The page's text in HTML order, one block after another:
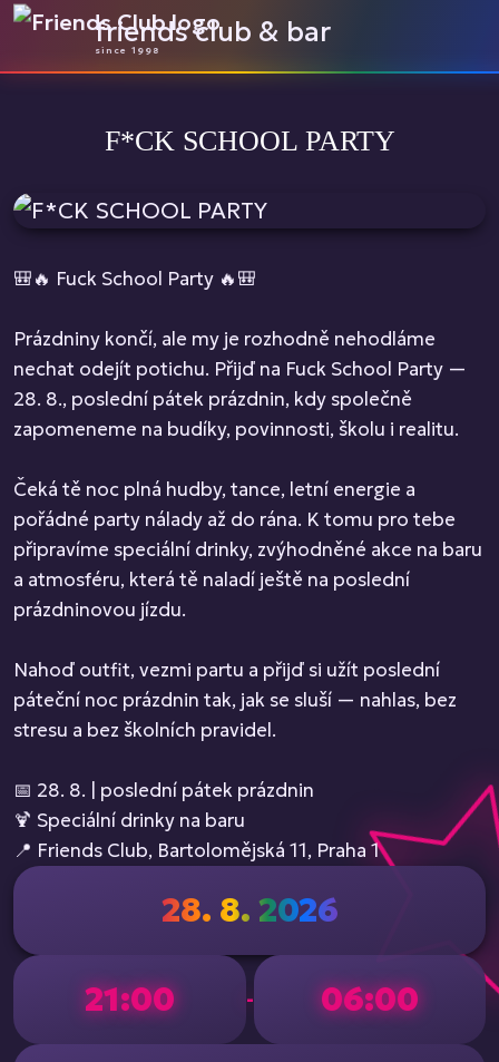
friends club & bar
since 1998
F*CK SCHOOL PARTY
🎒🔥 Fuck School Party 🔥🎒
Prázdniny končí, ale my je rozhodně nehodláme
nechat odejít potichu. Přijď na Fuck School Party —
28. 8., poslední pátek prázdnin, kdy společně
zapomeneme na budíky, povinnosti, školu i realitu.
Čeká tě noc plná hudby, tance, letní energie a
pořádné party nálady až do rána. K tomu pro tebe
připravíme speciální drinky, zvýhodněné akce na baru
a atmosféru, která tě naladí ještě na poslední
prázdninovou jízdu.
Nahoď outfit, vezmi partu a přijď si užít poslední
páteční noc prázdnin tak, jak se sluší — nahlas, bez
stresu a bez školních pravidel.
📅 28. 8. | poslední pátek prázdnin
🍹 Speciální drinky na baru
📍 Friends Club, Bartolomějská 11, Praha 1
28. 8. 2026
21:00 - 06:00